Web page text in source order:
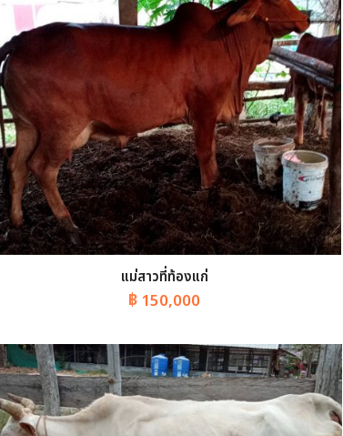
แม่สาวที่ท้องแก่
฿ 150,000